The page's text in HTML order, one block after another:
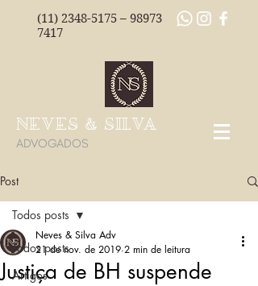
(11) 2348-5175 – 98973
7417
NEVES & SILVA
ADVOGADOS
Post
Todos posts
Artigos
Todos posts
Justiça de BH suspende
Neves & Silva Adv
21 de nov. de 2019 2 min de leitura